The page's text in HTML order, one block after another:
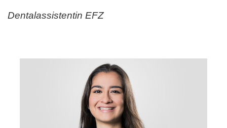
Dentalassistentin EFZ